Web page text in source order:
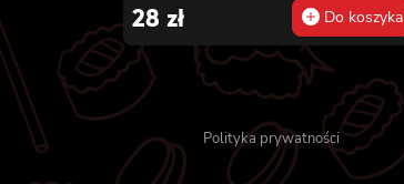
28 zł Do koszyka
Polityka prywatności